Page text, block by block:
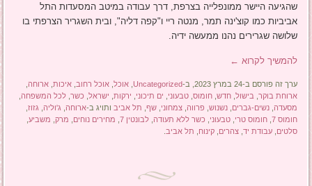
שהגיעה היישר ממונפלייה בצרפת, דרך עבודה במיטב המסעדות התל
אביביות כמו קוצ'ינה תמר, מנטה ריי ו"קפה דליה", ובית השגריר הצרפתי בו
שלושה שגרירים נהנו ממעשה ידיה.
להמשיך לקרוא ←
ערך זה פורסם ב-24 במרץ 2023, ב- Uncategorized
,אוכל ,אוכל רחוב ,איכות ,ארוחה
ארוחת בוקר בישול ,חדש ,חומוס ,טבעוני ים תיכוני ירקות ישראל כשר ,לכל המשפחה
מסעדה ,נשים-גברים ,נשנוש פרווה ,צמחוני ,שף תל אביב ותויג ב-ארוחה ג'וליה גזוז
חומוס 7
,חומוס טרי ,טבעוני כשר ללא תעודה ,לבונטין 7 מחירים נוחים מרק משביע
סלטים ,עבודת יד ,צהרים ,קינוח תל אביב